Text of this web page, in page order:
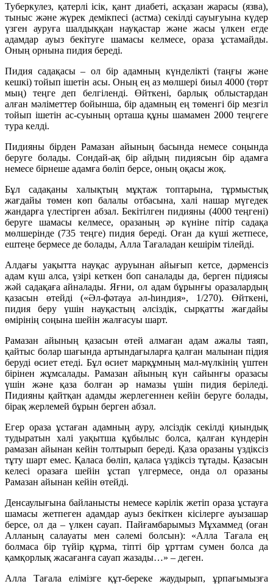
Туберкулез, қатерлі ісік, қант диабеті, асқазан жарасы (язва),
тыныс және жүрек демікпесі (астма) секілді сауығуына күдер
үзген ауруға шалдыққан науқастар және жасы үлкен егде
адамдар ауыз бекітуге шамасы келмесе, ораза ұстамайды.
Оның орнына пидия береді.
Пидия садақасы – ол бір адамның күнделікті (таңғы және
кешкі) тойып ішетін асы. Оның ең аз мөлшері биыл 4000 (төрт
мың) теңге деп белгіленді. Өйткені, барлық облыстардан
алған мәліметтер бойынша, бір адамның ең төменгі бір мезгіл
тойып ішетін ас-суының орташа құны шамамен 2000 теңгеге
тура келді.
Пидияны бірден Рамазан айының басында немесе соңында
беруге болады. Сондай-ақ бір айдың пидиясын бір адамға
немесе бірнеше адамға бөліп берсе, оның оқасы жоқ.
Бұл садақаны халықтың мұқтаж топтарына, тұрмыстық
жағдайы төмен көп балалы отбасына, халі нашар мүгедек
жандарға үлестірген абзал. Бекітілген пидияны (4000 теңгені)
беруге шамасы келмесе, оразаның әр күніне пітір садақа
мөлшерінде (735 теңге) пидия береді. Оған да күші жетпесе,
ештеңе бермесе де болады, Алла Тағаладан кешірім тілейді.
Алдағы уақытта науқас ауруынан айығып кетсе, дәрменсіз
адам күш алса, үзірі кеткен боп саналады да, берген підиясы
жәй садақаға айналады. Яғни, ол адам бұрынғы оразалардың
қазасын өтейді («Әл-фәтауа әл-һиндия», 1/270). Өйткені,
пидия беру үшін науқастың әлсіздік, сырқатты жағдайы
өмірінің соңына шейін жалғасуы шарт.
Рамазан айының қазасын өтей алмаған адам ажалы таяп,
қайтыс болар шағында артындағыларға қалған малынан підия
беруді өсиет етеді. Бұл өсиет марқұмның мал-мүлкінің үштен
бірінен жұмсалады. Рамазан айының күн сайынғы оразасы
үшін және қаза болған әр намазы үшін пидия беріледі.
Пидияны қайтқан адамды жерлегеннен кейін беруге болады,
бірақ жерлемей бұрын берген абзал.
Егер ораза ұстаған адамның ауру, әлсіздік секілді қиындық
тудыратын халі уақытша құбылыс болса, қалған күндерін
рамазан айынан кейін толтырып береді. Қаза оразаны үздіксіз
тұту шарт емес. Қаласа бөліп, қаласа үздіксіз тұтады. Қазасын
келесі оразаға шейін ұстап үлгермесе, онда ол оразаны
Рамазан айынан кейін өтейді.
Денсаулығына байланысты немесе кәрілік жетіп ораза ұстауға
шамасы жетпеген адамдар ауыз бекіткен кісілерге ауызашар
берсе, ол да – үлкен сауап. Пайғамбарымыз Мұхаммед (оған
Алланың салауаты мен сәлемі болсын): «Алла Тағала ең
болмаса бір түйір құрма, тіпті бір ұрттам сумен болса да
қамқорлық жасағанға сауап жазады…» – деген.
Алла Тағала елімізге құт-береке жаудырып, ұрпағымызға